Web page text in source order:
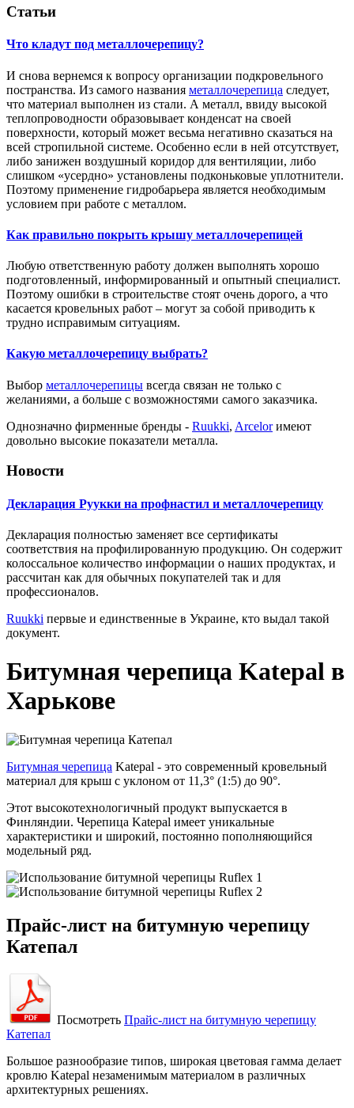
Статьи
Что кладут под металлочерепицу?
И снова вернемся к вопросу организации подкровельного
постранства. Из самого названия металлочерепица следует,
что материал выполнен из стали. А металл, ввиду высокой
теплопроводности образовывает конденсат на своей
поверхности, который может весьма негативно сказаться на
всей стропильной системе. Особенно если в ней отсутствует,
либо занижен воздушный коридор для вентиляции, либо
слишком «усердно» установлены подконьковые уплотнители.
Поэтому применение гидробарьера является необходимым
условием при работе с металлом.
Как правильно покрыть крышу металлочерепицей
Любую ответственную работу должен выполнять хорошо
подготовленный, информированный и опытный специалист.
Поэтому ошибки в строительстве стоят очень дорого, а что
касается кровельных работ – могут за собой приводить к
трудно исправимым ситуациям.
Какую металлочерепицу выбрать?
Выбор металлочерепицы всегда связан не только с
желаниями, а больше с возможностями самого заказчика.
Однозначно фирменные бренды - Ruukki, Arcelorимеют
довольно высокие показатели металла.
Новости
Декларация Руукки на профнастил и металлочерепицу
Декларация полностью заменяет все сертификаты
соответствия на профилированную продукцию. Он содержит
колоссальное количество информации о наших продуктах, и
рассчитан как для обычных покупателей так и для
профессионалов.
Ruukki первые и единственные в Украине, кто выдал такой
документ.
Битумная черепица Katepal в
Харькове
Битумная черепица Katepal - это современный кровельный
материал для крыш с уклоном от 11,3° (1:5) до 90°.
Этот высокотехнологичный продукт выпускается в
Финляндии. Черепица Katepal имеет уникальные
характеристики и широкий, постоянно пополняющийся
модельный ряд.
Прайс-лист на битумную черепицу
Катепал
Посмотреть Прайс-лист на битумную черепицу
Катепал
Большое разнообразие типов, широкая цветовая гамма делает
кровлю Katepal незаменимым материалом в различных
архитектурных решениях.